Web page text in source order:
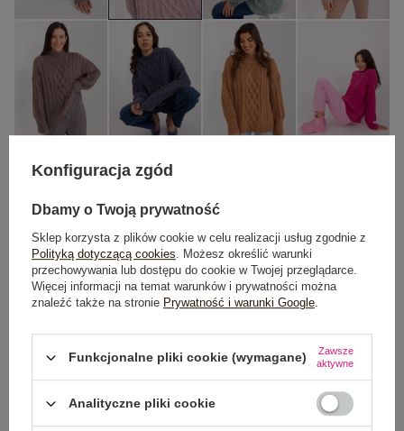
DODAJ DO KOSZYKA
Możesz kupić także poprzez:
Dostawaod 7,99 zł
Konfiguracja zgód
Dbamy o Twoją prywatność
Sklep korzysta z plików cookie w celu realizacji usług zgodnie z
Polityką dotyczącą cookies. Możesz określić warunki
przechowywania lub dostępu do cookie w Twojej przeglądarce.
Więcej informacji na temat warunków i prywatności można
znaleźć także na stronie Prywatność i warunki Google.
Funkcjonalne pliki cookie (wymagane)
Zawsze
aktywne
Analityczne pliki cookie